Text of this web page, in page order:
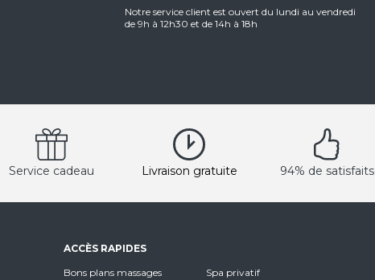
Notre service client est ouvert du lundi au vendredi
de 9h à 12h30 et de 14h à 18h
Service cadeau Livraison gratuite 94% de satisfaits
ACCÈS RAPIDES
Bons plans massages
Spa privatif